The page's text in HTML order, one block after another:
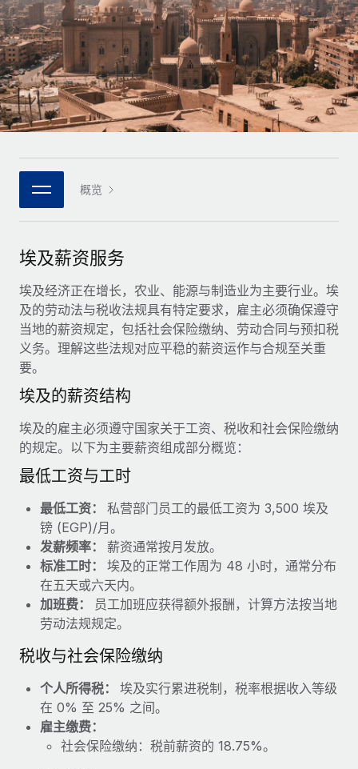
外包复杂雇佣任务
基础设施
Remote Embedded
将人力资源无缝融入工作流程
团队的内置核心人力资源功能
连接 新的
使用我们的 MCP 将任何人工智能工具与 Remote 平台相连
借助核心业务工具简化流程
服务
咨询专家
背景调查
合规守望台
防范合规风险
设备管理
在全球范围内配置和跟踪 IT 设备
实体设立
快速建立合规实体
人员调配与搬迁
轻松搬迁员工
轻松管理员工福利
初创企业
为成长型企业量身打造的全球敏捷型人力资源与薪资解决方案
中型市场
通过定制化人力资源解决方案扩展团队
企业
与我们携手合作
战略技术合作伙伴
与我们共探合作机遇
Remote Build 即将推出
集成与人工智能自动化咨询
案例研究
通过 REMOTE 学习
研究与指引
案例研究
人力资源术语表
核对表和模板
职位描述库
网络研讨会
活动
新闻室
薪金与人才洞察
洞察中心
获得支持
查看全部资源
博客
Why owned entities are key to maintaining
EOR compliance
As the global workforce continues to expand in response
to the demands of today’s labor market, the...
了解更多
What a Workday global payroll implementation
Most teams hear "payroll implementation" and picture a
six-month project with a dedicated team....
了解更多
Français
Deutsch
Español
Italiano
Português (Portugal)
日本語
한국어
中文（简体）
概览
埃及薪资服务
埃及经济正在增长，农业、能源与制造业为主要行业。埃
及的劳动法与税收法规具有特定要求，雇主必须确保遵守
当地的薪资规定，包括社会保险缴纳、劳动合同与预扣税
义务。理解这些法规对应平稳的薪资运作与合规至关重
要。
埃及的薪资结构
埃及的雇主必须遵守国家关于工资、税收和社会保险缴纳
的规定。以下为主要薪资组成部分概览：
最低工资与工时
最低工资： 私营部门员工的最低工资为 3,500 埃及
镑 (EGP)/月。
发薪频率： 薪资通常按月发放。
标准工时： 埃及的正常工作周为 48 小时，通常分布
在五天或六天内。
加班费： 员工加班应获得额外报酬，计算方法按当地
劳动法规规定。
税收与社会保险缴纳
个人所得税： 埃及实行累进税制，税率根据收入等级
在 0% 至 25% 之间。
雇主缴费：
社会保险缴纳：税前薪资的 18.75%。